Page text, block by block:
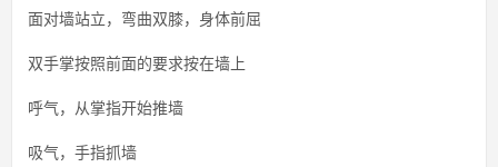
面对墙站立，弯曲双膝，身体前屈
双手掌按照前面的要求按在墙上
呼气，从掌指开始推墙
吸气，手指抓墙